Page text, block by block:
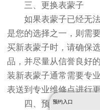
三、更换表蒙子
如果表蒙子已经无法
是您的选择之一，则需
买新表蒙子时，请确保
品，并尽量从信誉良好
装新表蒙子通常需要专
表送到专业维修点进行
四、预防措施
预约入口